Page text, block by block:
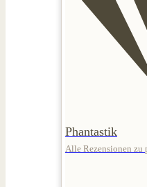
Phantastik
Alle Rezensionen zu